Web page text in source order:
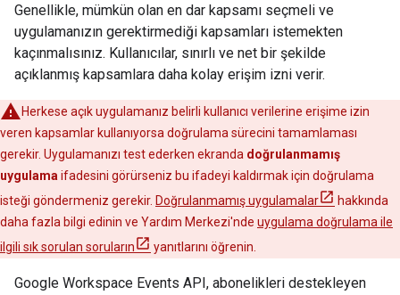
Genellikle, mümkün olan en dar kapsamı seçmeli ve
uygulamanızın gerektirmediği kapsamları istemekten
kaçınmalısınız. Kullanıcılar, sınırlı ve net bir şekilde
açıklanmış kapsamlara daha kolay erişim izni verir.
Herkese açık uygulamanız belirli kullanıcı verilerine erişime izin
veren kapsamlar kullanıyorsa doğrulama sürecini tamamlaması
gerekir. Uygulamanızı test ederken ekranda doğrulanmamış
uygulama ifadesini görürseniz bu ifadeyi kaldırmak için doğrulama
isteği göndermeniz gerekir. Doğrulanmamış uygulamalar
hakkında
daha fazla bilgi edinin ve Yardım Merkezi'nde uygulama doğrulama ile
ilgili sık sorulan soruların
yanıtlarını öğrenin.
Google Workspace Events API, abonelikleri destekleyen